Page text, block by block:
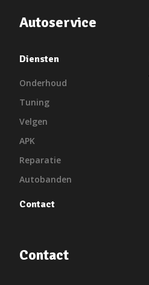
Autoservice
Diensten
Onderhoud
Tuning
Velgen
APK
Reparatie
Autobanden
Contact
Contact